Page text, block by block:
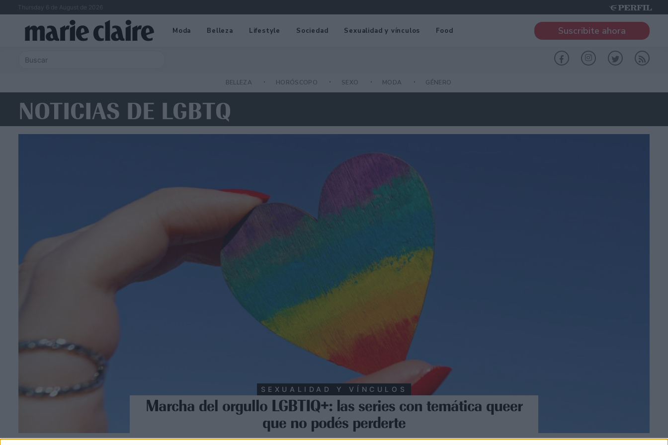
Thursday 6 de August de 2026
Moda Belleza Lifestyle Sociedad Sexualidad y vínculos Food Suscribite ahora
BELLEZA HORÓSCOPO SEXO MODA GÉNERO
NOTICIAS DE LGBTQ
SEXUALIDAD Y VÍNCULOS
Marcha del orgullo LGBTIQ+: las series con temática queer
que no podés perderte